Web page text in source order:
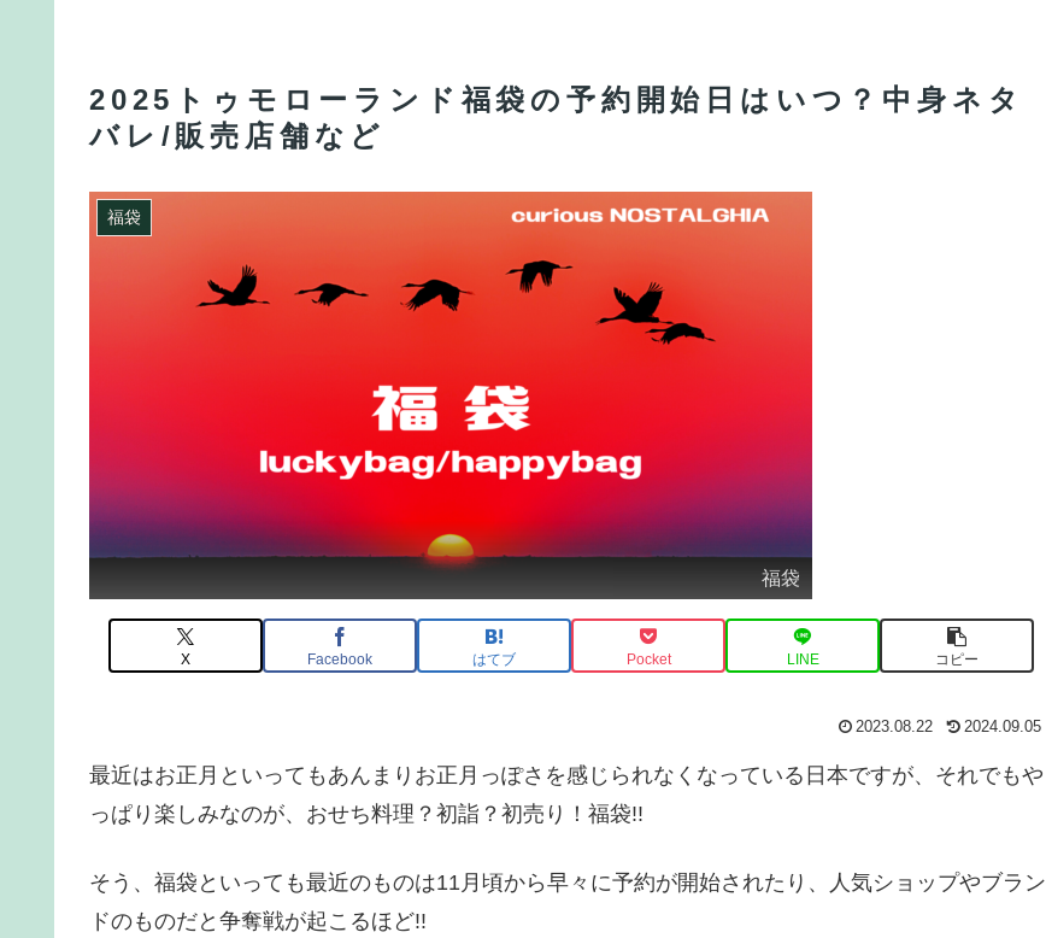
2025トゥモローランド福袋の予約開始日はいつ？中身ネタ
バレ/販売店舗など
福袋
福袋
X Facebook はてブ Pocket LINE コピー
2023.08.22 2024.09.05
最近はお正月といってもあんまりお正月っぽさを感じられなくなっている日本ですが、それでもや
っぱり楽しみなのが、おせち料理？初詣？初売り！福袋!!
そう、福袋といっても最近のものは11月頃から早々に予約が開始されたり、人気ショップやブラン
ドのものだと争奪戦が起こるほど!!